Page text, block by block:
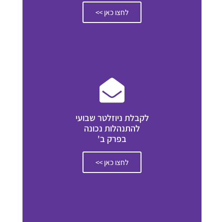
לחצו כאן >>
לקבלת ניוזלטר שבועי
להתנהלות נכונה
בפרק ב'
לחצו כאן >>